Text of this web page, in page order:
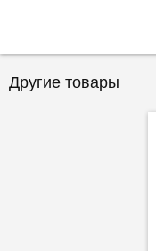
Другие товары